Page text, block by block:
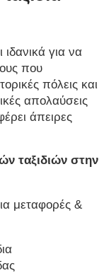
ιδανικά για να
που
πόλεις και
απολαύσεις
άπειρες
ταξιδιών στην
μεταφορές &